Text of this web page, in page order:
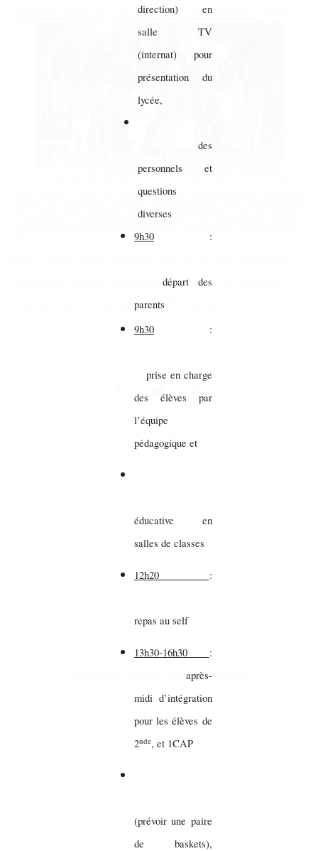
direction) en
salle TV
(internat) pour
présentation du
lycée,
des
personnels et
questions
diverses
9h30 :
départ des
parents
9h30 :
prise en charge
des élèves par
l’équipe
pédagogique et
éducative en
salles de classes
12h20 :
repas au self
13h30-16h30 :
après-
midi d’intégration
pour les élèves de
2nde, et 1CAP
(prévoir une paire
de baskets),
22800/une-rentree-innovante-au-lycee-des-metiers-
jean-monnet-de-quintin-6654049.php
Laissez-nous un message